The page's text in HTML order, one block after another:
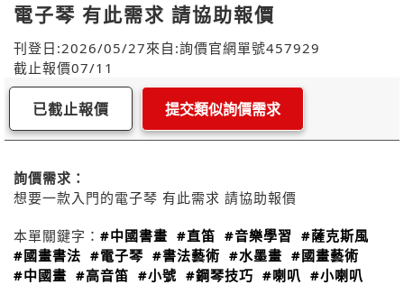
電子琴 有此需求 請協助報價
刊登日:2026/05/27來自:詢價官網單號457929
截止報價07/11
已截止報價 提交類似詢價需求
詢價需求：
想要一款入門的電子琴 有此需求 請協助報價
本單關鍵字： #中國書畫 #直笛 #音樂學習 #薩克斯風
#國畫書法 #電子琴 #書法藝術 #水墨畫 #國畫藝術
#中國畫 #高音笛 #小號 #鋼琴技巧 #喇叭 #小喇叭